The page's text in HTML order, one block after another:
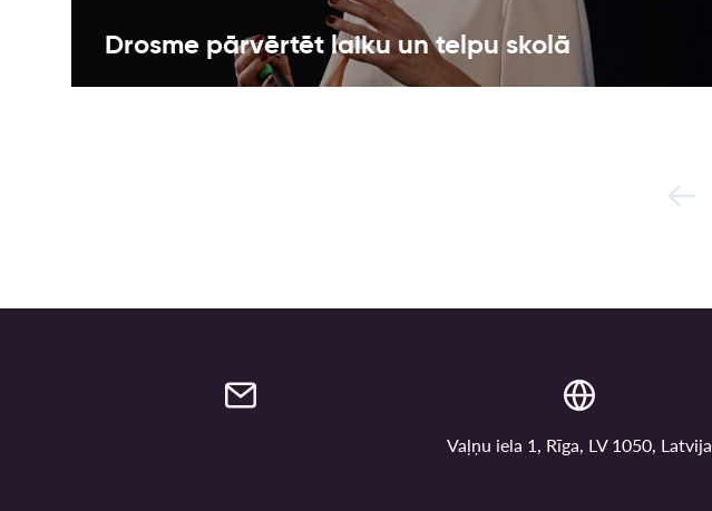
Drosme pārvērtēt laiku un telpu skolā
Vaļņu iela 1, Rīga, LV 1050, Latvija